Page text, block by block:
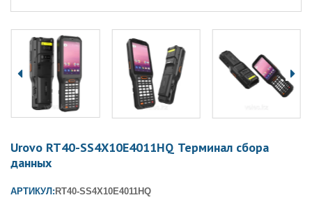
Urovo RT40-SS4X10E4011HQ Терминал сбора
данных
АРТИКУЛ:RT40-SS4X10E4011HQ